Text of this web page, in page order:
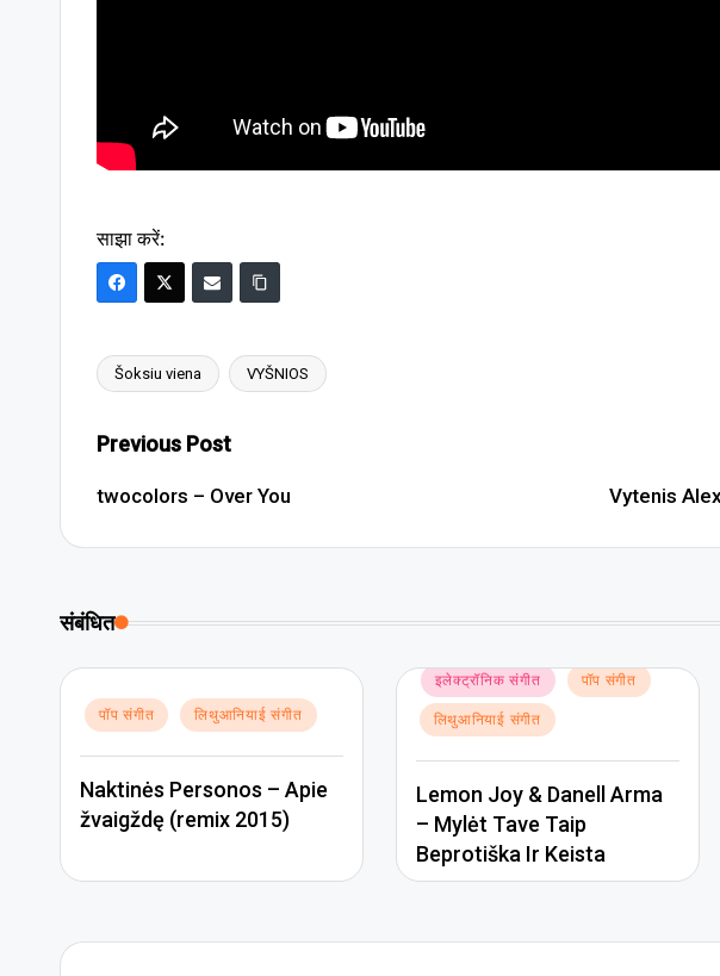
साझा करें:
Tags:
Šoksiu viena VYŠNIOS
Post
navigation
Previous Post
twocolors – Over You Vytenis
संबंधित
Posted
पॉप संगीत लिथुआनियाई संगीत
Naktinės Personos – Apie
žvaigždę (remix 2015)
Posted
in
इलेक्ट्रॉनिक संगीत पॉप संगीत
लिथुआनियाई संगीत
Lemon Joy & Danell Arma
– Mylėt Tave Taip
Beprotiška Ir Keista